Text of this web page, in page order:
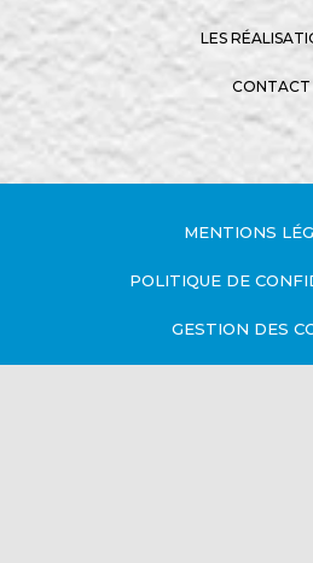
LES
CONTACT
MENTIONS
POLITIQUE DE
GESTION DES